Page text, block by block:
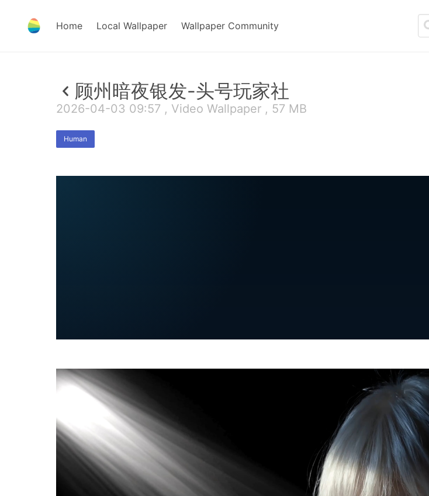
Home Local Wallpaper Wallpaper Community
顾州暗夜银发-头号玩家社
2026-04-03 09:57 , Video Wallpaper , 57 MB
Human